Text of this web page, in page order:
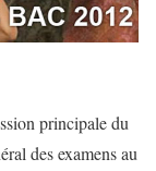
principale du
des examens au